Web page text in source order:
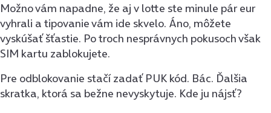
Možno vám napadne, že aj v lotte ste minule pár eur
vyhrali a tipovanie vám ide skvelo. Áno, môžete
vyskúšať šťastie. Po troch nesprávnych pokusoch však
SIM kartu zablokujete.
Pre odblokovanie stačí zadať PUK kód. Bác. Ďalšia
skratka, ktorá sa bežne nevyskytuje. Kde ju nájsť?